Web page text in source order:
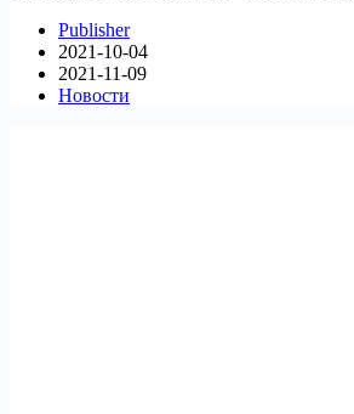
Publisher
2021-10-04
2021-11-09
Новости